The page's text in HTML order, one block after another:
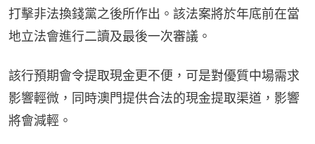
打擊非法換錢黨之後所作出。該法案將於年底前在當
地立法會進行二讀及最後一次審議。
該行預期會令提取現金更不便，可是對優質中場需求
影響輕微，同時澳門提供合法的現金提取渠道，影響
將會減輕。